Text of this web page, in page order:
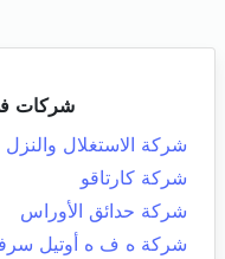
شركات
شركة الاستغلال والنزل
شركة كارتاقو
شركة حدائق الأوراس
شركة ه ف ه أوتيل